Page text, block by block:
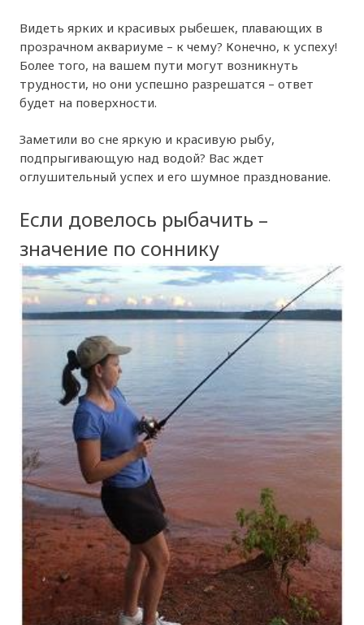
Видеть ярких и красивых рыбешек, плавающих в
прозрачном аквариуме – к чему? Конечно, к успеху!
Более того, на вашем пути могут возникнуть
трудности, но они успешно разрешатся – ответ
будет на поверхности.
Заметили во сне яркую и красивую рыбу,
подпрыгивающую над водой? Вас ждет
оглушительный успех и его шумное празднование.
Если довелось рыбачить –
значение по соннику